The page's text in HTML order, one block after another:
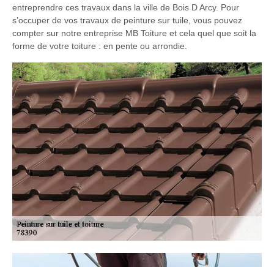
entreprendre ces travaux dans la ville de Bois D Arcy. Pour
s’occuper de vos travaux de peinture sur tuile, vous pouvez
compter sur notre entreprise MB Toiture et cela quel que soit la
forme de votre toiture : en pente ou arrondie.